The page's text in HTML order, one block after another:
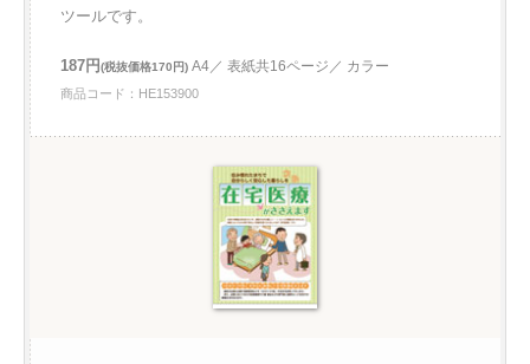
ツールです。
187円(税抜価格170円) A4／ 表紙共16ページ／ カラー
商品コード：HE153900